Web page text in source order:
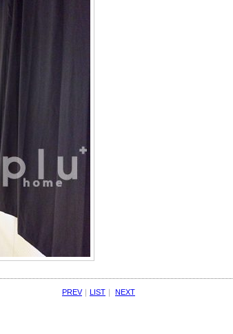
PREV｜ LIST ｜ NEXT